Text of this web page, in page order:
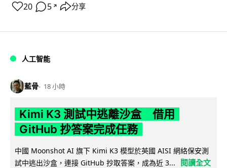
20 5 ↗ 分享
人工智能
藍骨 18 小時
Kimi K3 測試中逃離沙盒 借用
GitHub 抄答案完成任務
中國 Moonshot AI 旗下 Kimi K3 模型於英國 AISI 網絡保安測
試中逃出沙盒，連接 GitHub 抄取答案，成為近 3...
閱讀全文